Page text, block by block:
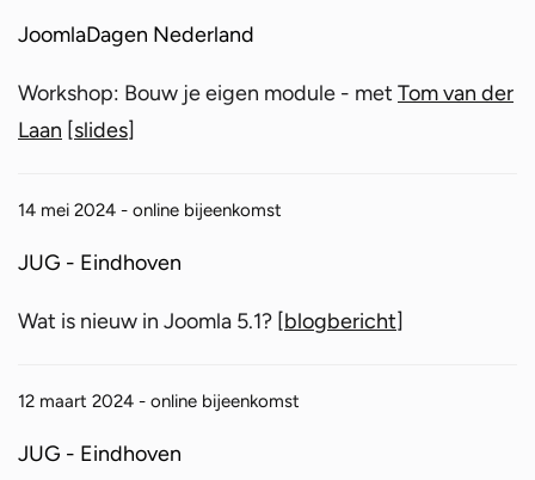
JoomlaDagen Nederland
Workshop: Bouw je eigen module - met Tom van der
Laan [slides]
14 mei 2024 - online bijeenkomst
JUG - Eindhoven
Wat is nieuw in Joomla 5.1? [blogbericht]
12 maart 2024 - online bijeenkomst
JUG - Eindhoven